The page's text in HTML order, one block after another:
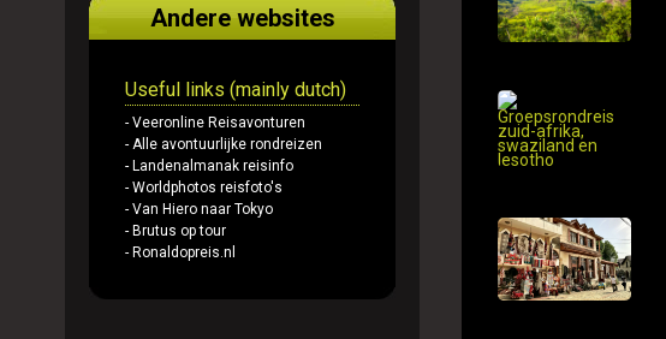
Andere websites
Useful links (mainly dutch)
- Veeronline Reisavonturen
- Alle avontuurlijke rondreizen
- Landenalmanak reisinfo
- Worldphotos reisfoto's
- Van Hiero naar Tokyo
- Brutus op tour
- Ronaldopreis.nl